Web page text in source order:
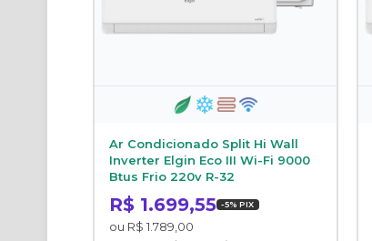
Ar Condicionado Split Hi Wall
Inverter Elgin Eco III Wi-Fi 9000
Btus Frio 220v R-32
R$ 1.699,55 -5% PIX
ou R$ 1.789,00